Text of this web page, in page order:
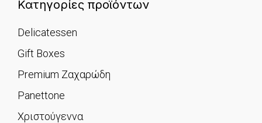
Κατηγορίες προϊόντων
Delicatessen
Gift Boxes
Premium Ζαχαρώδη
Panettone
Χριστούγεννα